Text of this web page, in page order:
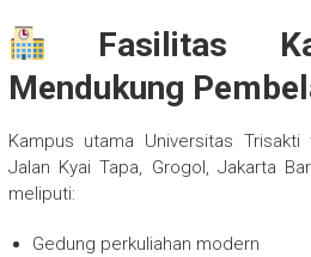
Fasilitas
Mendukung
Kampus utama Universitas Trisakti
Jalan Kyai Tapa, Grogol, Jakarta
meliputi:
Gedung perkuliahan modern